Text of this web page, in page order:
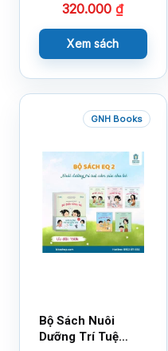
320.000₫
Xem sách
GNH Books
Bộ Sách Nuôi
Dưỡng Trí Tuệ